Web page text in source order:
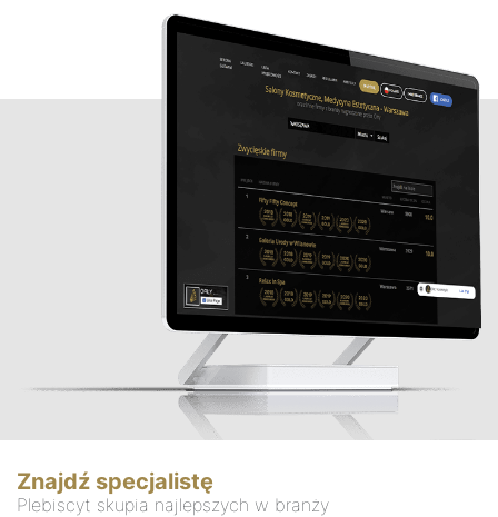
Znajdź specjalistę
Plebiscyt skupia najlepszych w branży